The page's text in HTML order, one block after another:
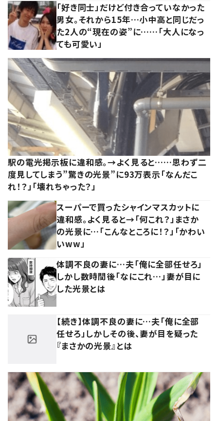
「好き同士」だけど付き合っていなかった
男女。それから15年…小中高と同じだっ
た2人の“現在の姿”に……「大人になっ
ても可愛い」
駅の電光掲示板に違和感。→よく見ると……思わず二
度見してしまう”驚きの光景”に93万表示「なんだこ
れ！？」「壊れちゃった？」
スーパーで買ったシャインマスカットに
違和感。よく見ると→「何これ？」まさか
の光景に…「こんなところに！？」「かわい
いww」
体調不良の妻に…夫「俺に全部任せろ」
しかし数時間後「なにこれ…」妻が目に
した光景とは
【続き】体調不良の妻に…夫「俺に全部
任せろ」しかしその後、妻が目を疑った
『まさかの光景』とは